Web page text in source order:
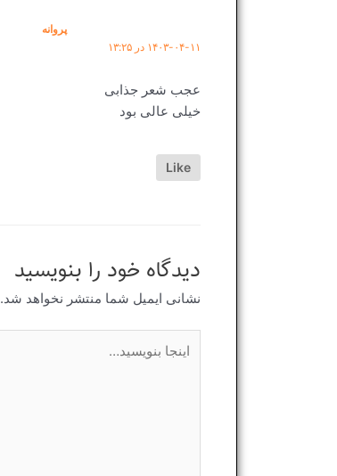
پروانه
۱۴۰۳-۰۴-۱۱ در ۱۳:۲۵
عجب شعر جذابی
خیلی عالی بود
Like
دیدگاه‌ خود را بنویسید
نشانی ایمیل شما منتشر نخواهد شد.
بنویسید…